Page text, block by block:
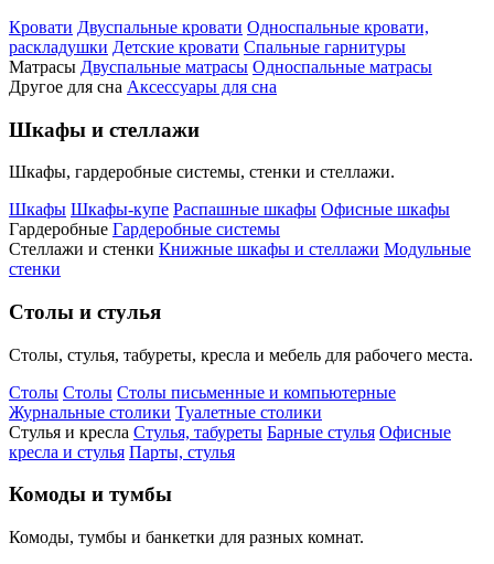
Кровати Двуспальные кровати Односпальные кровати,
раскладушки Детские кровати Спальные гарнитуры
Матрасы Двуспальные матрасы Односпальные матрасы
Другое для сна Аксессуары для сна
Шкафы и стеллажи
Шкафы, гардеробные системы, стенки и стеллажи.
Шкафы Шкафы-купе Распашные шкафы Офисные шкафы
Гардеробные Гардеробные системы
Стеллажи и стенки Книжные шкафы и стеллажи Модульные
стенки
Столы и стулья
Столы, стулья, табуреты, кресла и мебель для рабочего места.
Столы Столы Столы письменные и компьютерные
Журнальные столики Туалетные столики
Стулья и кресла Стулья, табуреты Барные стулья Офисные
кресла и стулья Парты, стулья
Комоды и тумбы
Комоды, тумбы и банкетки для разных комнат.